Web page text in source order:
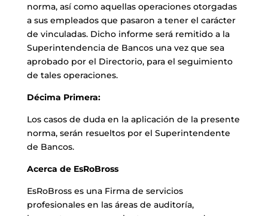
norma, así como aquellas operaciones otorgadas
a sus empleados que pasaron a tener el carácter
de vinculadas. Dicho informe será remitido a la
Superintendencia de Bancos una vez que sea
aprobado por el Directorio, para el seguimiento
de tales operaciones.
Décima Primera:
Los casos de duda en la aplicación de la presente
norma, serán resueltos por el Superintendente
de Bancos.
Acerca de EsRoBross
EsRoBross es una Firma de servicios
profesionales en las áreas de auditoría,